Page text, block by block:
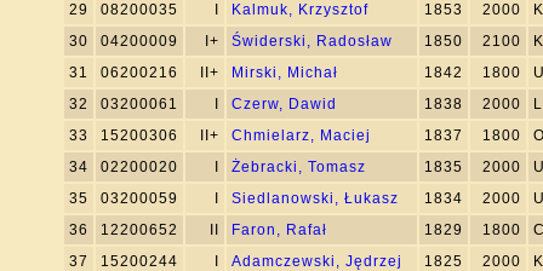
29
08200035 Kalmuk, Krzysztof 1853 2000
30
04200009 I+ Świderski, Radosław 1850 2100
31
06200216 II+ Mirski, Michał 1842 1800
32
03200061 Czerw, Dawid 1838 2000
33
15200306 II+ Chmielarz, Maciej 1837 1800
34
02200020 Żebracki, Tomasz 1835 2000
35
03200059 Siedlanowski, Łukasz 1834 2000
36
12200652 Faron, Rafał 1829 1800
37
15200244 Adamczewski, Jędrzej 1825 2000